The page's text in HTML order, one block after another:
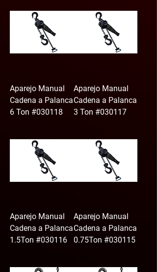
Aparejo Manual
Cadena a Palanca
6 Ton #030118
Aparejo Manual
Cadena a Palanca
3 Ton #030117
Aparejo Manual
Cadena a Palanca
1.5Ton #030116
Aparejo Manual
Cadena a Palanca
0.75Ton #030115